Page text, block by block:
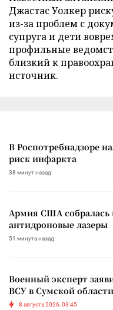
Джастас Уолкер
из-за проблем с
супруга и дети
профильные
близкий к
источник.
В Роспотребнадзоре
риск инфаркта
38 минут назад
Армия США собралась
антидроновые лазеры
51 минута назад
Военный эксперт
ВСУ в Сумской области
8 августа 2026, 03:45